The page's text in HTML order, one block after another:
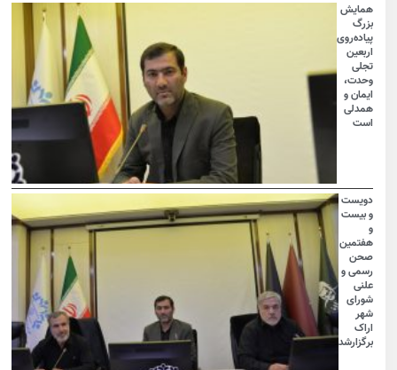
همایش
بزرگ
پیاده‌روی
اربعین
تجلی
وحدت،
ایمان و
همدلی
است
دویست
و بیست
هفتمین
صحن
رسمی و
علنی
شورای
شهر
اراک
برگزارشد